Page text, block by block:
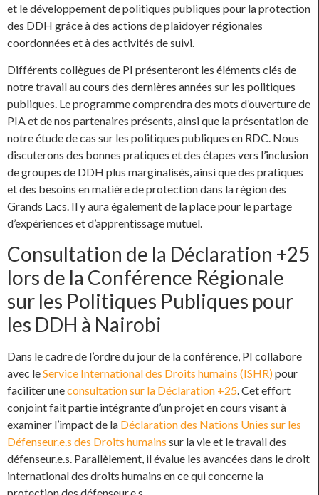
et le développement de politiques publiques pour la protection
des DDH grâce à des actions de plaidoyer régionales
coordonnées et à des activités de suivi.
Différents collègues de PI présenteront les éléments clés de
notre travail au cours des dernières années sur les politiques
publiques. Le programme comprendra des mots d’ouverture de
PIA et de nos partenaires présents, ainsi que la présentation de
notre étude de cas sur les politiques publiques en RDC. Nous
discuterons des bonnes pratiques et des étapes vers l’inclusion
de groupes de DDH plus marginalisés, ainsi que des pratiques
et des besoins en matière de protection dans la région des
Grands Lacs. Il y aura également de la place pour le partage
d’expériences et d’apprentissage mutuel.
Consultation de la Déclaration +25
lors de la Conférence Régionale
sur les Politiques Publiques pour
les DDH à Nairobi
Dans le cadre de l’ordre du jour de la conférence, PI collabore
avec leService International des Droits humains (ISHR)pour
faciliter uneconsultation sur la Déclaration +25 . Cet effort
conjoint fait partie intégrante d’un projet en cours visant à
examiner l’impact de la Déclaration des Nations Unies sur les
Défenseur.e.s des Droits humains sur la vie et le travail des
défenseur.e.s. Parallèlement, il évalue les avancées dans le droit
international des droits humains en ce qui concerne la